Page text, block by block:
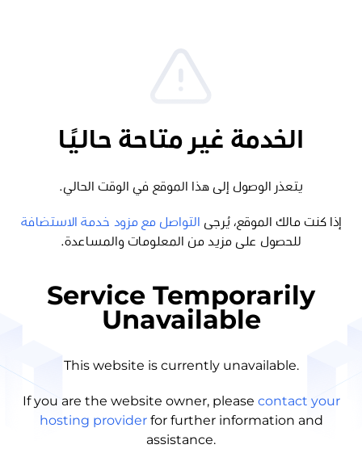
الخدمة غير متاحة حاليًا
يتعذر الوصول إلى هذا الموقع في الوقت الحالي.
إذا كنت مالك الموقع، يُرجى
التواصل مع مزود خدمة الاستضافة
للحصول على مزيد من المعلومات والمساعدة.
Service Temporarily
Unavailable
This website is currently unavailable.
If you are the website owner, please contact your
hosting provider for further information and
assistance.